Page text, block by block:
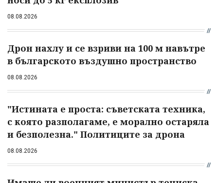
08.08.2026
Дрон нахлу и се взриви на 100 м навътре
в българското въздушно пространство
08.08.2026
"Истината е проста: съветската техника,
с която разполагаме, е морално остаряла
и безполезна." Политиците за дрона
08.08.2026